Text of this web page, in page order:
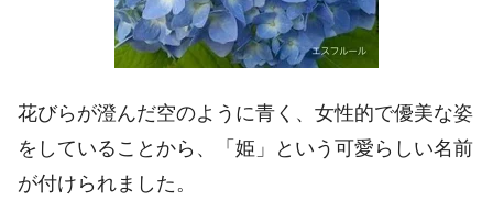
花びらが澄んだ空のように青く、女性的で優美な姿
をしていることから、「姫」という可愛らしい名前
が付けられました。